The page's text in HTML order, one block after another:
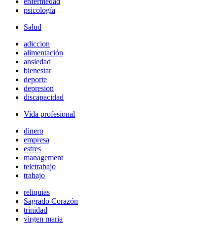
psicología
Salud
adiccion
alimentación
ansiedad
bienestar
deporte
depresion
discapacidad
Vida profesional
dinero
empresa
estres
management
teletrabajo
trabajo
reliquias
Sagrado Corazón
trinidad
virgen maria